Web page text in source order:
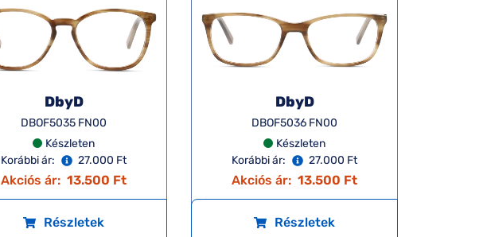
DbyD
DBOF5035 FN00
Készleten
Korábbi ár:
27.000 Ft
Akciós ár: 13.500 Ft
Részletek
DbyD
DBOF5036 FN00
Készleten
Korábbi ár:
27.000 Ft
Akciós ár: 13.500 Ft
Részletek